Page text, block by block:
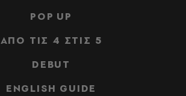
POP UP
ΑΠΟ ΤΙΣ 4 ΣΤΙΣ 5
DEBUT
ENGLISH GUIDE